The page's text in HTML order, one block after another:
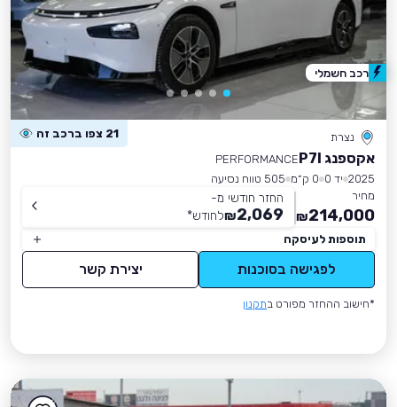
נצרת 21 צפו ברכב זה
אקספנג P7I
PERFORMANCE
2025 יד 0 0 ק״מ
505 טווח נסיעה
מחיר
214,000
₪
החזר חודשי מ-
2,069
₪לחודש*
תוספות לעיסקה
לפגישה בסוכנות יצירת קשר
*חישוב ההחזר מפורט בתקנון
רכב חשמלי